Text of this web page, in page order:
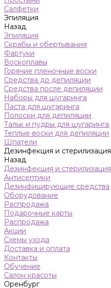
Салфетки
Эпиляция
Назад
Эпиляция
Скрабы и обертывания
Фартуки
Воскоплавы
Горячие пленочные воски
Средства до депиляции
Средства после депиляции
Наборы для шугаринга
Паста для шугаринга
Полоски для депиляции
Тальк и пудры для шугаринга
Теплые воски для депиляции
Шпатели
Дезинфекция и стерилизация
Назад
Дезинфекция и стерилизация
Антисептики
Дезинфицирующие средства
Оборудование
Распродажа
Подарочные карты
Распродажа
Акции
Схемы ухода
Доставка и оплата
Контакты
Обучение
Салон красоты
Оренбург